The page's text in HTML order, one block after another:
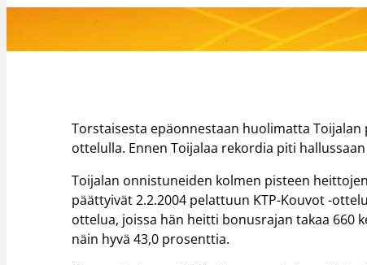
Torstaisesta epäonnestaan huolimatta
ottelulla. Ennen Toijalaa rekordia piti
Toijalan onnistuneiden kolmen pisteen
päättyivät 2.2.2004 pelattuun KTP-Kouvot -
ottelua, joissa hän heitti bonusrajan takaa 660
näin hyvä 43,0 prosenttia.